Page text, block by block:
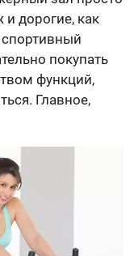
дорогие, как
покупать
функций,
Главное,